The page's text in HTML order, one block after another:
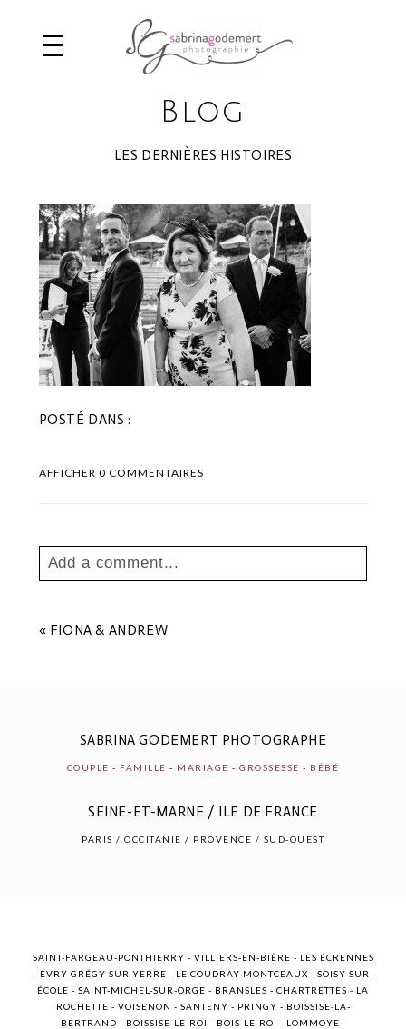
Blog
LES DERNIÈRES HISTOIRES
POSTÉ DANS :
AFFICHER0 COMMENTAIRES
Add a comment...
Les champs marqués sont requis *
POST COMMENT
« FIONA & ANDREW
SABRINA GODEMERT PHOTOGRAPHE
COUPLE - FAMILLE - MARIAGE -GROSSESSE - BÉBÉ
SEINE-ET-MARNE / ILE DE FRANCE
PARIS / OCCITANIE / PROVENCE / SUD-OUEST
SAINT-FARGEAU-PONTHIERRY - VILLIERS-EN-BIÈRE - LES ÉCRENNES
- ÉVRY-GRÉGY-SUR-YERRE - LE COUDRAY-MONTCEAUX - SOISY-SUR-
ÉCOLE - SAINT-MICHEL-SUR-ORGE - BRANSLES - CHARTRETTES - LA
ROCHETTE - VOISENON - SANTENY - PRINGY - BOISSISE-LA-
BERTRAND - BOISSISE-LE-ROI - BOIS-LE-ROI - LOMMOYE -